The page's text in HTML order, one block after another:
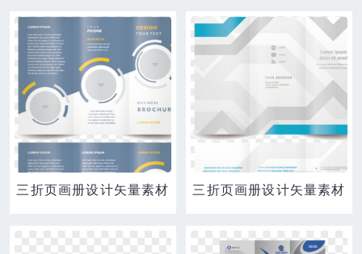
三折页画册设计矢量素材 三折页画册设计矢量素材